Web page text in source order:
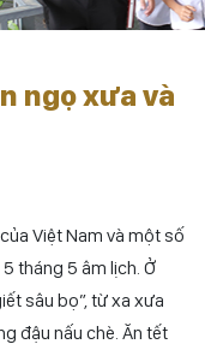
ngọ xưa và
Việt Nam và một số
tháng 5 âm lịch. Ở
sâu bọ”, từ xa xưa
đậu nấu chè. Ăn tết